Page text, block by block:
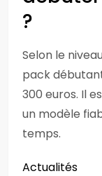
?
Selon le
pack
300 euros. Il
un modèle
temps.
Actualités